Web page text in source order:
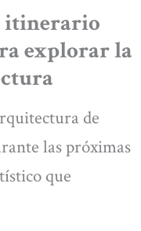
itinerario
explorar la
de
las próximas
que